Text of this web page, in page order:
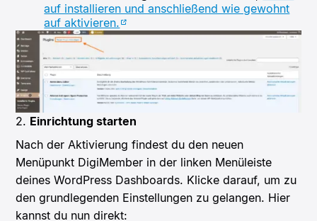
auf installieren und anschließend wie gewohnt
auf aktivieren.
2. Einrichtung starten
Nach der Aktivierung findest du den neuen
Menüpunkt DigiMember in der linken Menüleiste
deines WordPress Dashboards. Klicke darauf, um zu
den grundlegenden Einstellungen zu gelangen. Hier
kannst du nun direkt: